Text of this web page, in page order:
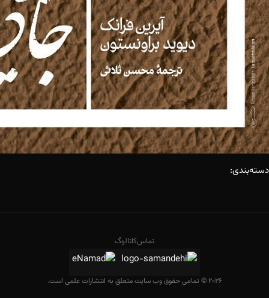
دسته‌بندی:
تماسکاتالوگ
2026 © تمامی حقوق وب سایت متعلق به انتشارات علمی است.